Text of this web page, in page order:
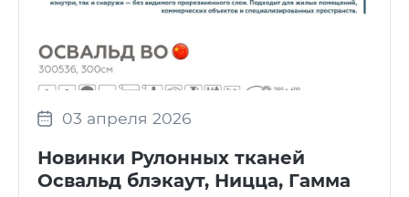
03 апреля 2026
Новинки Рулонных тканей
Освальд блэкаут, Ницца, Гамма